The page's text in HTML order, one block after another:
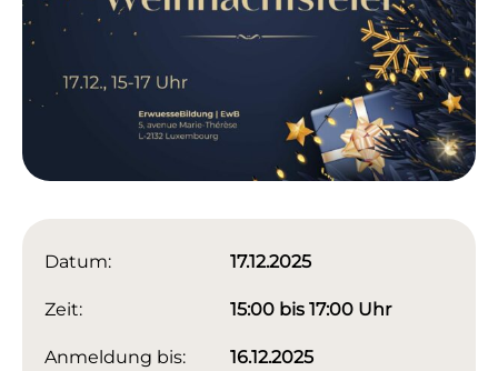
Datum: 17.12.2025
Zeit: 15:00 bis 17:00 Uhr
Anmeldung bis: 16.12.2025